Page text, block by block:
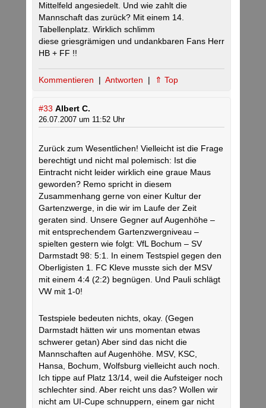
Mittelfeld angesiedelt. Und wie zahlt die
Mannschaft das zurück? Mit einem 14.
Tabellenplatz. Wirklich schlimm
diese griesgrämigen und undankbaren Fans Herr
HB + FF !!
Kommentieren | Antworten | ⇑ Top
#33 Albert C.
26.07.2007 um 11:52 Uhr
Zurück zum Wesentlichen! Vielleicht ist die Frage
berechtigt und nicht mal polemisch: Ist die
Eintracht nicht leider wirklich eine graue Maus
geworden? Remo spricht in diesem
Zusammenhang gerne von einer Kultur der
Gartenzwerge, in die wir im Laufe der Zeit
geraten sind. Unsere Gegner auf Augenhöhe –
mit entsprechendem Gartenzwergniveau –
spielten gestern wie folgt: VfL Bochum – SV
Darmstadt 98: 5:1. In einem Testspiel gegen den
Oberligisten 1. FC Kleve musste sich der MSV
mit einem 4:4 (2:2) begnügen. Und Pauli schlägt
VW mit 1-0!
Testspiele bedeuten nichts, okay. (Gegen
Darmstadt hätten wir uns momentan etwas
schwerer getan) Aber sind das nicht die
Mannschaften auf Augenhöhe. MSV, KSC,
Hansa, Bochum, Wolfsburg vielleicht auch noch.
Ich tippe auf Platz 13/14, weil die Aufsteiger noch
schlechter sind. Aber reicht uns das? Wollen wir
nicht am UI-Cupe schnuppern, einem gar nicht